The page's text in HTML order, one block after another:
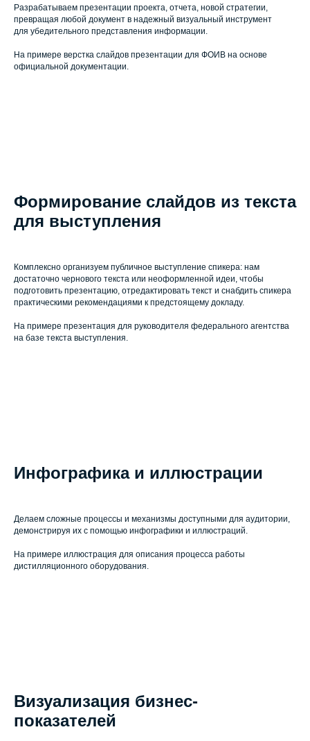
Разрабатываем презентации проекта, отчета, новой стратегии,
превращая любой документ в надежный визуальный инструмент
для убедительного представления информации.
На примере верстка слайдов презентации для ФОИВ на основе
официальной документации.
Формирование слайдов из текста
для выступления
Комплексно организуем публичное выступление спикера: нам
достаточно чернового текста или неоформленной идеи, чтобы
подготовить презентацию, отредактировать текст и снабдить спикера
практическими рекомендациями к предстоящему докладу.
На примере презентация для руководителя федерального агентства
на базе текста выступления.
Инфографика и иллюстрации
Делаем сложные процессы и механизмы доступными для аудитории,
демонстрируя их с помощью инфографики и иллюстраций.
На примере иллюстрация для описания процесса работы
дистилляционного оборудования.
Визуализация бизнес-
показателей